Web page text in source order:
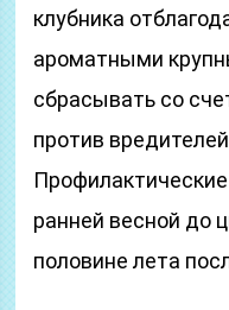
клубника
ароматными
сбрасывать со
против
ранней весной до
половине лета